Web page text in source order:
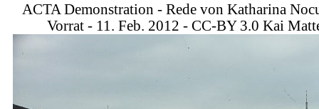
ACTA Demonstration - Rede von Katharina
Vorrat - 11. Feb. 2012 - CC-BY 3.0 Kai